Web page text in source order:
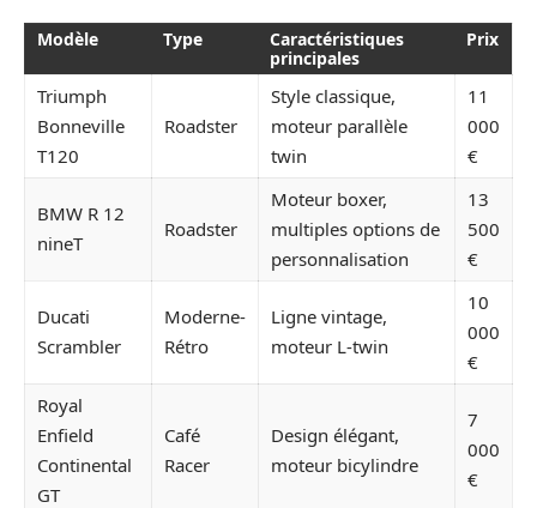
Modèle Type
Caractéristiques
principales
Prix
Triumph
Bonneville
T120
Roadster
Style classique,
moteur parallèle
twin
11
000
€
BMW R 12
nineT
Roadster
Moteur boxer,
multiples options de
personnalisation
13
500
€
Ducati
Scrambler
Moderne-
Rétro
Ligne vintage,
moteur L-twin
10
000
€
Royal
Enfield
Continental
GT
Café
Racer
Design élégant,
moteur bicylindre
7
000
€